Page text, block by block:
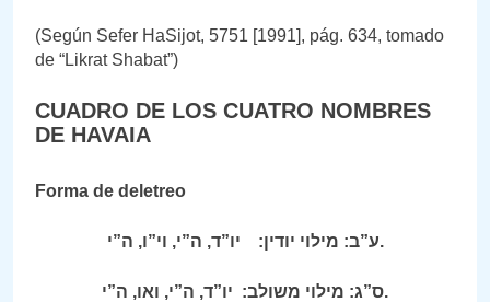
(Según Sefer HaSijot, 5751 [1991], pág. 634, tomado
de “Likrat Shabat”)
CUADRO DE LOS CUATRO NOMBRES
DE HAVAIA
Forma de deletreo
ע”ב: מילוי יודין: יו”ד, ה”י, וי”ו, ה”י .
ס”ג: מילוי משולב: יו”ד, ה”י, ואו, ה”י .